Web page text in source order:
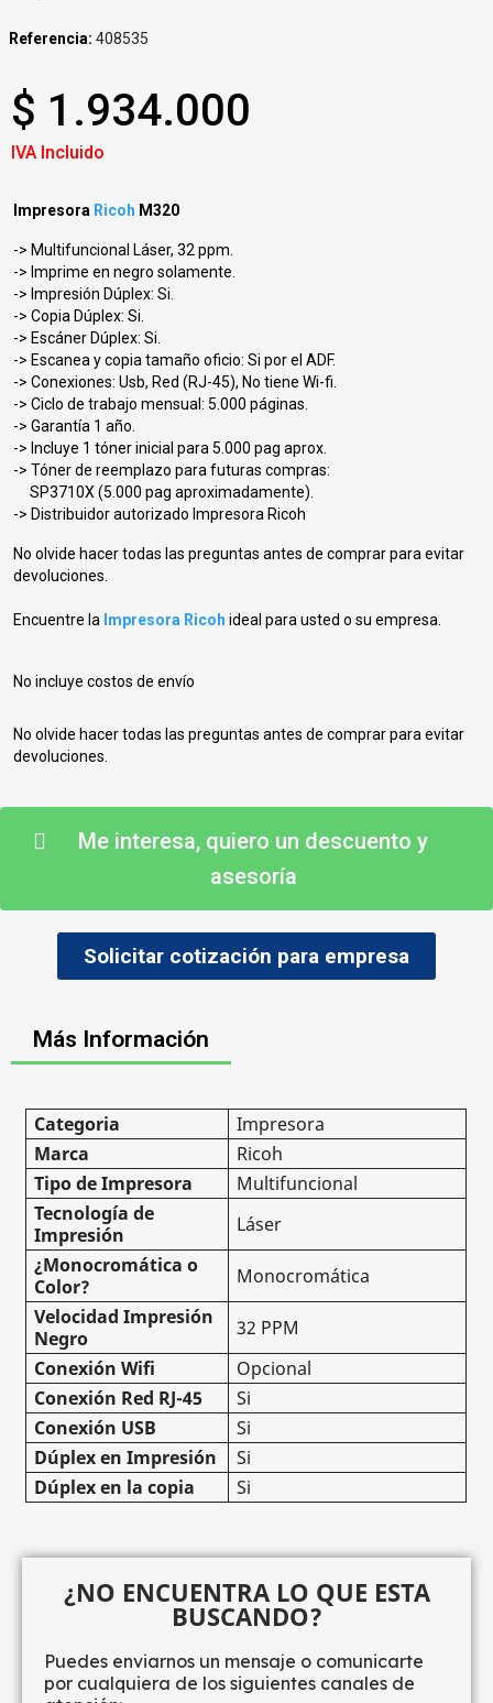
Referencia 408535
$ 1.934.000
IVA Incluido
Impresora Ricoh M320
-> Multifuncional Láser, 32 ppm.
-> Imprime en negro solamente.
-> Impresión Dúplex: Si.
-> Copia Dúplex: Si.
-> Escáner Dúplex: Si.
-> Escanea y copia tamaño oficio: Si por el ADF.
-> Conexiones: Usb, Red (RJ-45), No tiene Wi-fi.
-> Ciclo de trabajo mensual: 5.000 páginas.
-> Garantía 1 año.
-> Incluye 1 tóner inicial para 5.000 pag aprox.
-> Tóner de reemplazo para futuras compras:
SP3710X (5.000 pag aproximadamente).
-> Distribuidor autorizado Impresora Ricoh
No olvide hacer todas las preguntas antes de comprar para evitar
devoluciones.
Encuentre la Impresora Ricoh ideal para usted o su empresa.
No incluye costos de envío
No olvide hacer todas las preguntas antes de comprar para evitar
devoluciones.
Me interesa, quiero un descuento y
asesoría
Solicitar cotización para empresa
Más Información
Categoria
Impresora
Marca
Ricoh
Tipo de Impresora
Multifuncional
Tecnología de
Impresión
Láser
¿Monocromática o
Color?
Monocromática
Velocidad Impresión
Negro
32 PPM
Conexión Wifi
Opcional
Conexión Red RJ-45
Si
Conexión USB
Si
Dúplex en Impresión
Si
Dúplex en la copia
Si
¿NO ENCUENTRA LO QUE ESTA
BUSCANDO?
Puedes enviarnos un mensaje o comunicarte
por cualquiera de los siguientes canales de